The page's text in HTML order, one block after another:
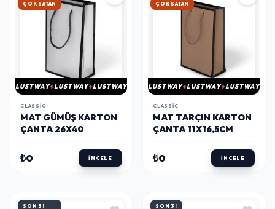
ÇOK SATAN
LUSTWAY LUSTWAY LUSTWAY
CLASSIC
MAT GÜMÜŞ KARTON
ÇANTA 26X40
₺0 İNCELE
ÇOK SATAN
LUSTWAY LUSTWAY LUSTWAY
CLASSIC
MAT TARÇIN KARTON
ÇANTA 11X16,5CM
₺0 İNCELE
SON 3!
SON 3!